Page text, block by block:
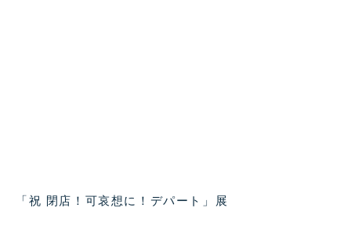
「祝 閉店！可哀想に！デパート」展